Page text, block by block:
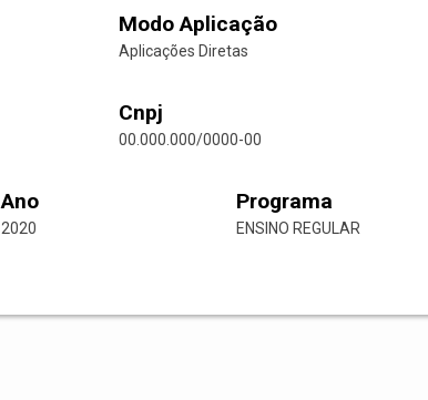
Modo Aplicação
Aplicações Diretas
Cnpj
00.000.000/0000-00
Ano
2020
Programa
ENSINO REGULAR